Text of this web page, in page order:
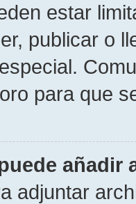
estar
publicar o
para que
añadir
adjuntar